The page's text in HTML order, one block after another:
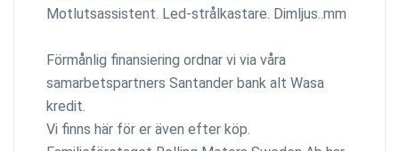
Motlutsassistent. Led-strålkastare. Dimljus..mm
Förmånlig finansiering ordnar vi via våra
samarbetspartners Santander bank alt Wasa
kredit.
Vi finns här för er även efter köp.